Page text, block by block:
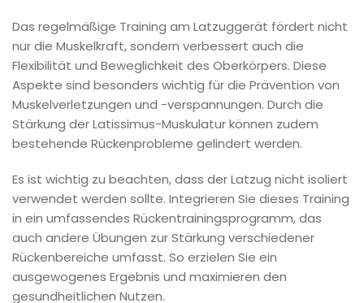
Das regelmäßige Training am Latzuggerät fördert nicht
nur die Muskelkraft, sondern verbessert auch die
Flexibilität und Beweglichkeit des Oberkörpers. Diese
Aspekte sind besonders wichtig für die Prävention von
Muskelverletzungen und -verspannungen. Durch die
Stärkung der Latissimus-Muskulatur können zudem
bestehende Rückenprobleme gelindert werden.
Es ist wichtig zu beachten, dass der Latzug nicht isoliert
verwendet werden sollte. Integrieren Sie dieses Training
in ein umfassendes Rückentrainingsprogramm, das
auch andere Übungen zur Stärkung verschiedener
Rückenbereiche umfasst. So erzielen Sie ein
ausgewogenes Ergebnis und maximieren den
gesundheitlichen Nutzen.